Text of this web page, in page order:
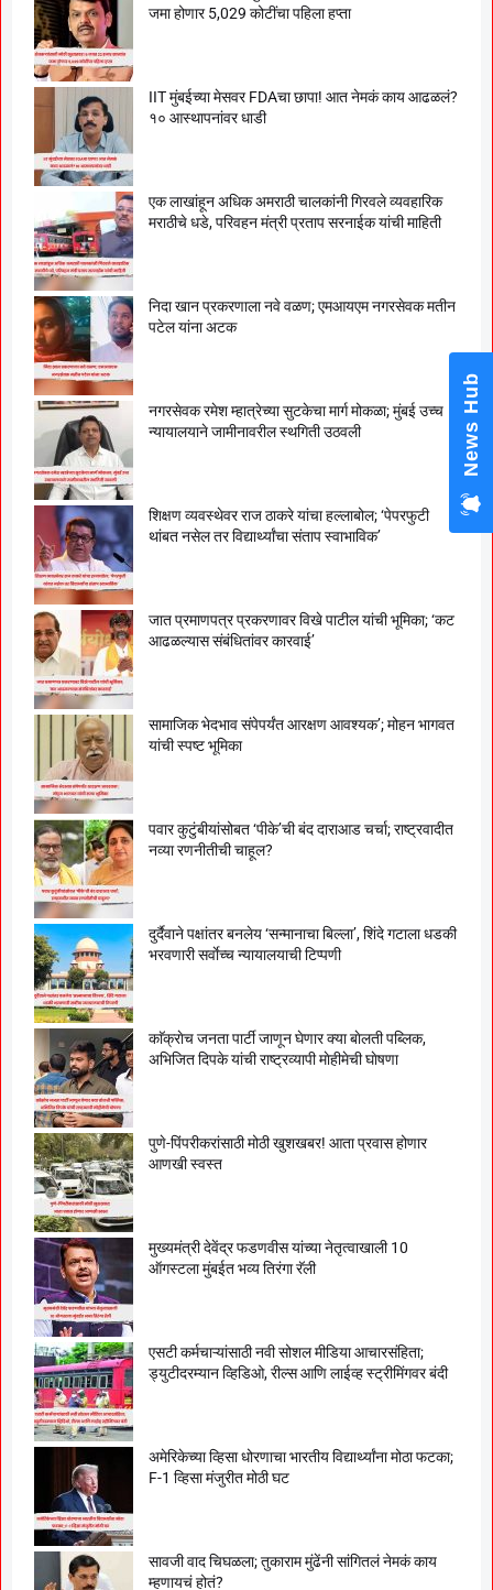
जमा होणार 5,029 कोटींचा पहिला हप्ता
IIT मुंबईच्या मेसवर FDAचा छापा! आत नेमकं काय आढळलं?
१० आस्थापनांवर धाडी
एक लाखांहून अधिक अमराठी चालकांनी गिरवले व्यवहारिक
मराठीचे धडे, परिवहन मंत्री प्रताप सरनाईक यांची माहिती
निदा खान प्रकरणाला नवे वळण; एमआयएम नगरसेवक मतीन
पटेल यांना अटक
नगरसेवक रमेश म्हात्रेच्या सुटकेचा मार्ग मोकळा; मुंबई उच्च
न्यायालयाने जामीनावरील स्थगिती उठवली
शिक्षण व्यवस्थेवर राज ठाकरे यांचा हल्लाबोल; ‘पेपरफुटी
थांबत नसेल तर विद्यार्थ्यांचा संताप स्वाभाविक’
जात प्रमाणपत्र प्रकरणावर विखे पाटील यांची भूमिका; ‘कट
आढळल्यास संबंधितांवर कारवाई’
सामाजिक भेदभाव संपेपर्यंत आरक्षण आवश्यक’; मोहन भागवत
यांची स्पष्ट भूमिका
पवार कुटुंबीयांसोबत ‘पीके’ची बंद दाराआड चर्चा; राष्ट्रवादीत
नव्या रणनीतीची चाहूल?
दुर्दैवाने पक्षांतर बनलेय ‘सन्मानाचा बिल्ला’, शिंदे गटाला धडकी
भरवणारी सर्वाेच्च न्यायालयाची टिप्पणी
काॅक्राेच जनता पार्टी जाणून घेणार क्या बाेलती पब्लिक,
अभिजित दिपके यांची राष्ट्रव्यापी माेहीमेची घाेषणा
पुणे-पिंपरीकरांसाठी मोठी खुशखबर! आता प्रवास होणार
आणखी स्वस्त
मुख्यमंत्री देवेंद्र फडणवीस यांच्या नेतृत्वाखाली 10
ऑगस्टला मुंबईत भव्य तिरंगा रॅली
एसटी कर्मचाऱ्यांसाठी नवी सोशल मीडिया आचारसंहिता;
ड्युटीदरम्यान व्हिडिओ, रील्स आणि लाईव्ह स्ट्रीमिंगवर बंदी
अमेरिकेच्या व्हिसा धोरणाचा भारतीय विद्यार्थ्यांना मोठा फटका;
F-1 व्हिसा मंजुरीत मोठी घट
सावजी वाद चिघळला; तुकाराम मुंढेंनी सांगितलं नेमकं काय
म्हणायचं होतं?
News Hub